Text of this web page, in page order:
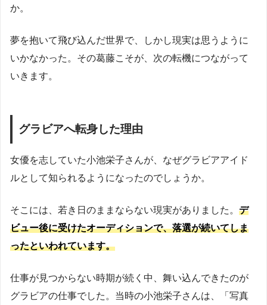
か。
夢を抱いて飛び込んだ世界で、しかし現実は思うように
いかなかった。その葛藤こそが、次の転機につながって
いきます。
グラビアへ転身した理由
女優を志していた小池栄子さんが、なぜグラビアアイド
ルとして知られるようになったのでしょうか。
そこには、若き日のままならない現実がありました。 デ
ビュー後に受けたオーディションで、落選が続いてしま
ったといわれています。
仕事が見つからない時期が続く中、舞い込んできたのが
グラビアの仕事でした。当時の小池栄子さんは、「写真